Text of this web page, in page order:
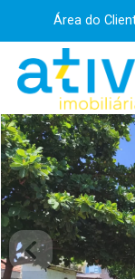
Área do